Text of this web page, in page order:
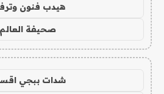
هيدب فنون
صحيفة العالم
شدات ببجي